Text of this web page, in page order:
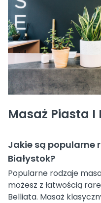
Masaż Piasta I
Jakie są popularne
Białystok?
Popularne rodzaje
możesz z łatwością
Belliata. Masaż